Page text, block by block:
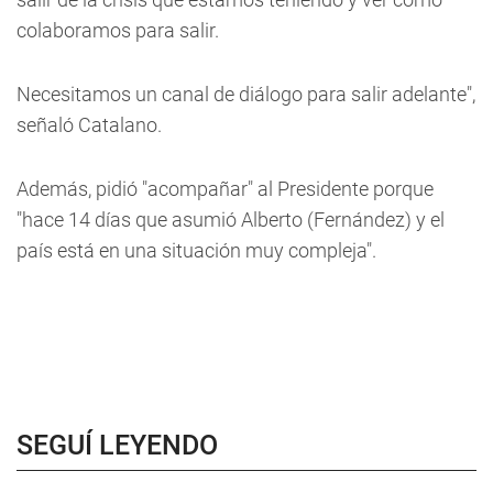
colaboramos para salir.
Necesitamos un canal de diálogo para salir adelante",
señaló Catalano.
Además, pidió "acompañar" al Presidente porque
"hace 14 días que asumió Alberto (Fernández) y el
país está en una situación muy compleja".
SEGUÍ LEYENDO